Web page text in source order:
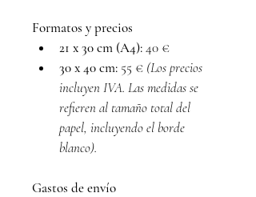
Formatos y precios
21 x 30 cm (A4): 40 €
30 x 40 cm: 55 € (Los precios
incluyen IVA. Las medidas se
refieren al tamaño total del
papel, incluyendo el borde
blanco).
Gastos de envío